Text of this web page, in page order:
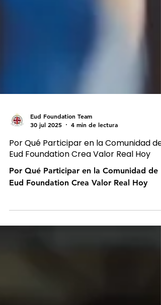
Eud Foundation Team
30 jul 2025
4 min de lectura
Por Qué Participar en la Comunidad de
Eud Foundation Crea Valor Real Hoy